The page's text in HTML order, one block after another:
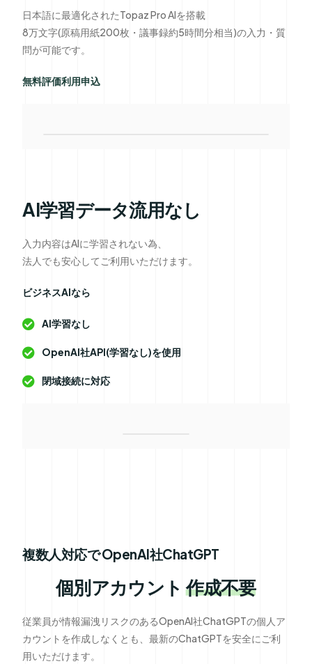
日本語に最適化されたTopaz Pro AIを搭載
8万文字(原稿用紙200枚・議事録約5時間分相当)の入力・質
問が可能です。
無料評価利用申込
AI学習データ流用なし
入力内容はAIに学習されない為、
法人でも安心してご利用いただけます。
ビジネスAIなら
AI学習なし
OpenAI社API(学習なし)を使用
閉域接続に対応
複数人対応で OpenAI社ChatGPT
個別アカウント 作成不要
従業員が情報漏洩リスクのあるOpenAI社ChatGPTの個人ア
カウントを作成しなくとも、最新のChatGPTを安全にご利
用いただけます。